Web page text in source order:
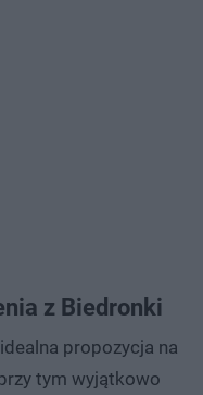
z Biedronki
propozycja na
tym wyjątkowo